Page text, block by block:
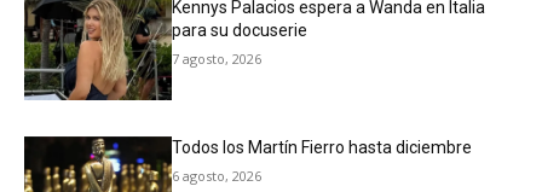
Kennys Palacios espera a Wanda en Italia
para su docuserie
7 agosto, 2026
Todos los Martín Fierro hasta diciembre
6 agosto, 2026